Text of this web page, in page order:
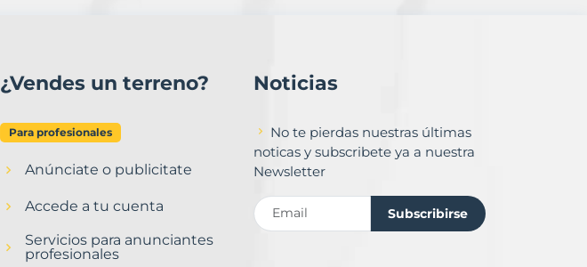
¿Vendes un terreno?
Para profesionales
Anúnciate o publicitate
Accede a tu cuenta
Servicios para anunciantes
profesionales
Noticias
No te pierdas nuestras últimas
noticas y subscribete ya a nuestra
Newsletter
Subscribirse